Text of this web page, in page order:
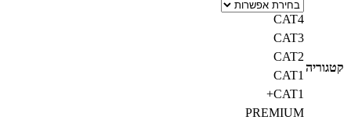
קטגוריה
CAT4
CAT3
CAT2
CAT1
CAT1+
PREMIUM